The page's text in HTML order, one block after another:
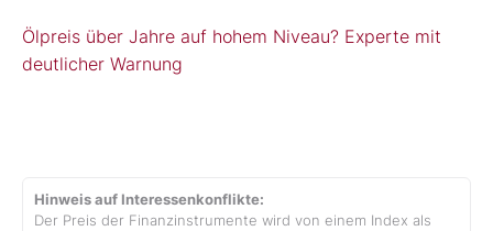
Ölpreis über Jahre auf hohem Niveau? Experte mit
deutlicher Warnung
Hinweis auf Interessenkonflikte:
Der Preis der Finanzinstrumente wird von einem Index als